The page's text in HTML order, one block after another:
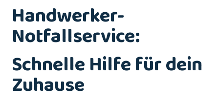
Handwerker-
Notfallservice:
Schnelle Hilfe für dein
Zuhause